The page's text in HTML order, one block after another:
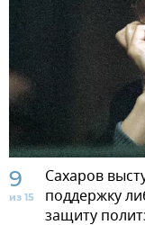
9
из 15
Сахаров
поддержку
защиту